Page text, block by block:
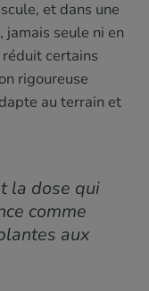
et dans une
seule ni en
certains
rigoureuse
au terrain et
la dose qui
comme
aux